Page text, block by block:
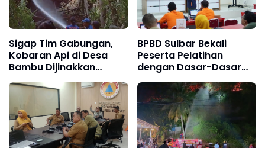
Sigap Tim Gabungan,
Kobaran Api di Desa
Bambu Dijinakkan
Sebelum Meluas
BPBD Sulbar Bekali
Peserta Pelatihan
dengan Dasar-Dasar
Penanggulangan
Bencana